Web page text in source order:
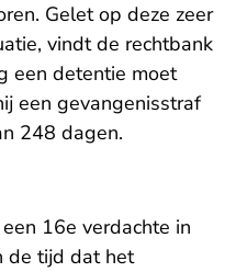
Gelet op deze zeer
vindt de rechtbank
een detentie moet
een gevangenisstraf
248 dagen.
16e verdachte in
de tijd dat het